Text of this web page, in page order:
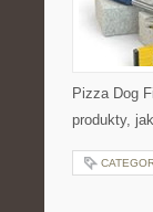
Pizza Dog
produkty,